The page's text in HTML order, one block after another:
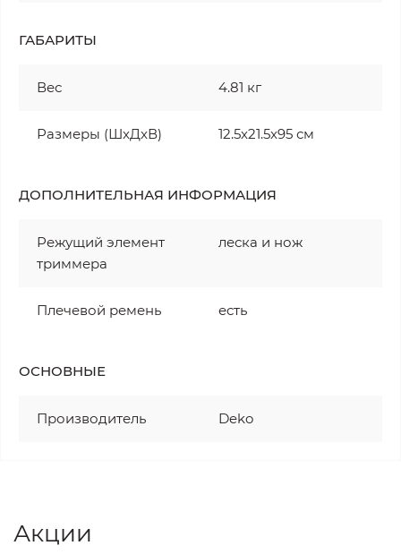
ГАБАРИТЫ
Вес 4.81 кг
Размеры (ШxДxВ) 12.5x21.5x95 см
ДОПОЛНИТЕЛЬНАЯ ИНФОРМАЦИЯ
Режущий элемент
триммера
леска и нож
Плечевой ремень есть
ОСНОВНЫЕ
Производитель Deko
Акции